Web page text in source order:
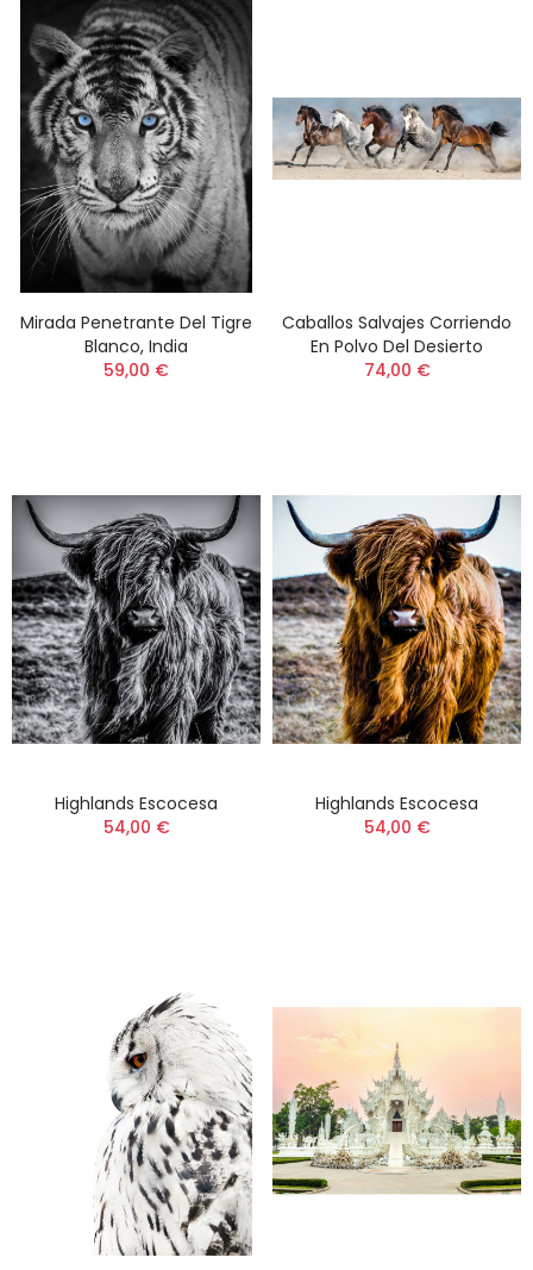
Mirada Penetrante Del Tigre
Blanco, India
59,00 €
Caballos Salvajes Corriendo
En Polvo Del Desierto
74,00 €
Highlands Escocesa
54,00 €
Highlands Escocesa
54,00 €